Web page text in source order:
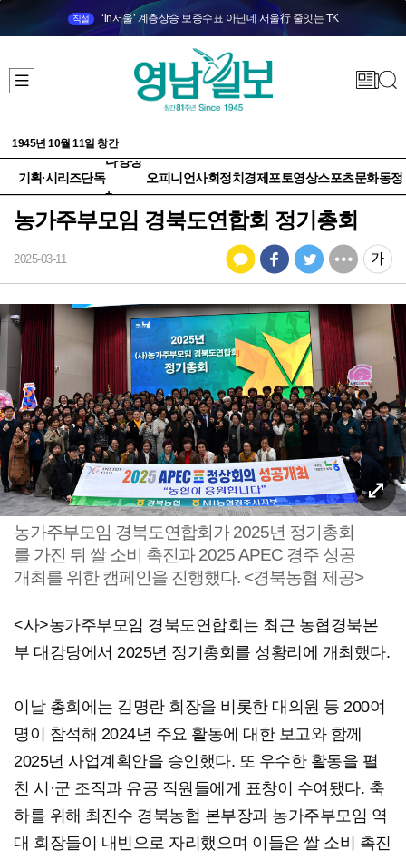
직설 ‘in서울’ 계층상승 보증수표 아닌데 서울行 줄잇는 TK
1945년 10월 11일 창간
기획·시리즈단독
다양성
+
오피니언사회정치 경제 포토영상스포츠문화동정
농가주부모임 경북도연합회 정기총회
2025-03-11
농가주부모임 경북도연합회가 2025년 정기총회
를 가진 뒤 쌀 소비 촉진과 2025 APEC 경주 성공
개최를 위한 캠페인을 진행했다. <경북농협 제공>
<사>농가주부모임 경북도연합회는 최근 농협경북본
부 대강당에서 2025년 정기총회를 성황리에 개최했다.
이날 총회에는 김명란 회장을 비롯한 대의원 등 200여
명이 참석해 2024년 주요 활동에 대한 보고와 함께
2025년 사업계획안을 승인했다. 또 우수한 활동을 펼
친 시·군 조직과 유공 직원들에게 표창이 수여됐다. 축
하를 위해 최진수 경북농협 본부장과 농가주부모임 역
대 회장들이 내빈으로 자리했으며 이들은 쌀 소비 촉진